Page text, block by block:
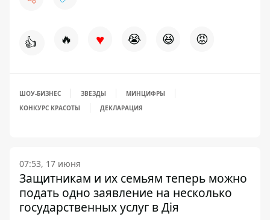
👍 🔥 ♥ 😭 😆 😡
ШОУ-БИЗНЕС ЗВЕЗДЫ
МИНЦИФРЫ
КОНКУРС КРАСОТЫ
ДЕКЛАРАЦИЯ
07:53, 17 июня
Защитникам и их семьям теперь можно
подать одно заявление на несколько
государственных услуг в Дія